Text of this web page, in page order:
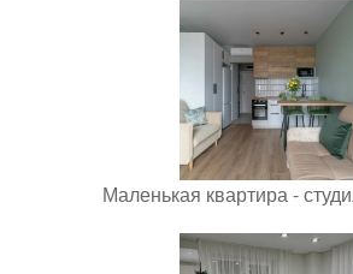
Маленькая квартира -